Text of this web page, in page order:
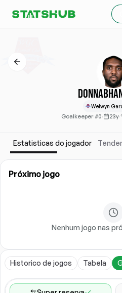
Welwyn
Goalkeeper·#0· 23y·
Estatisticas do jogador
Próximo jogo
Nenhum jogo nas
Historico de jogos Tabela